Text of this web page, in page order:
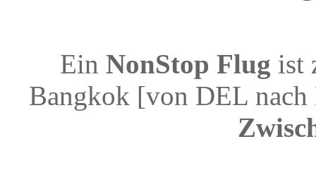
Ein NonStop Flug ist
Bangkok [von DEL